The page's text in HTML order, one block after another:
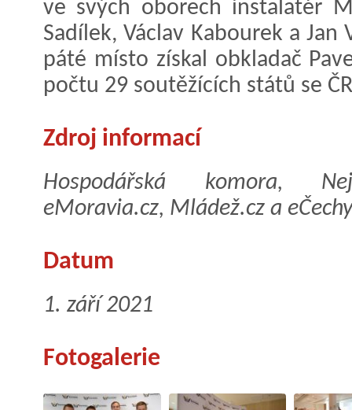
ve svých oborech instalatér
Sadílek, Václav Kabourek a
páté místo získal obkladač
počtu 29 soutěžících států se
Zdroj informací
Hospodářská komora,
eMoravia.cz, Mládež.cz a
Datum
1. září 2021
Fotogalerie